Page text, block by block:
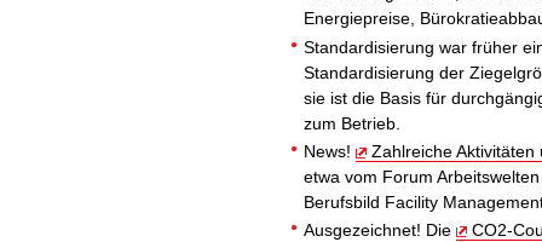
Energiepreise,
Standardisierung war früher
Standardisierung der
sie ist die Basis für
zum Betrieb.
News!
Zahlreiche
etwa vom Forum
Berufsbild Facility
Ausgezeichnet! Die
CO2-